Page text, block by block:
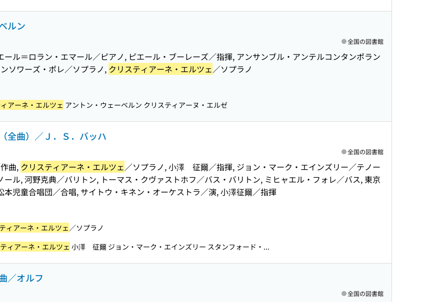
ルン
ール＝ロラン・エマール／ピアノ, ピエール・ブーレーズ／指揮, アンサンブル・アンテルコンタンポラン
ソワーズ・ポレ／ソプラノ, クリスティアーネ・エルツェ／ソプラノ
全国の図書館
アーネ・エルツェ アントン・ウェーベルン クリスティアーヌ・エルゼ
曲）／Ｊ．Ｓ．バッハ
曲, クリスティアーネ・エルツェ／ソプラノ, 小澤 征爾／指揮, ジョン・マーク・エインズリー／テノー
ル, 河野克典／バリトン, トーマス・クヴァストホフ／バス・バリトン, ミヒャエル・フォレ／バス, 東京
児童合唱団／合唱, サイトウ・キネン・オーケストラ／演, 小澤征爾／指揮
全国の図書館
ィアーネ・エルツェ／ソプラノ
ィアーネ・エルツェ 小澤 征爾 ジョン・マーク・エインズリー スタンフォード・...
／オルフ
全国の図書館